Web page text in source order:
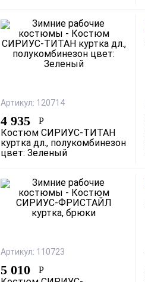
Артикул: 120714
4 935 Р
Костюм СИРИУС-ТИТАН
куртка дл., полукомбинезон
цвет: Зеленый
Артикул: 110723
5 010 Р